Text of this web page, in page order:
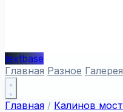
textbase
Главная Разное Галерея
Главная / Калинов мост